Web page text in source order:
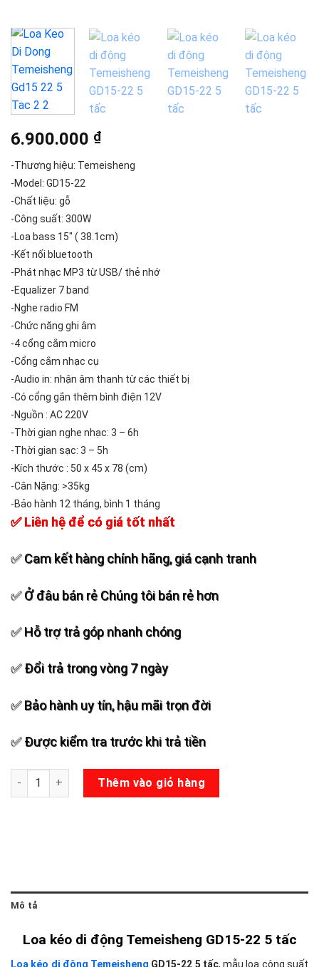
6.900.000 ₫
-Thương hiệu: Temeisheng
-Model: GD15-22
-Chất liệu: gỗ
-Công suất: 300W
-Loa bass 15″ ( 38.1cm)
-Kết nối bluetooth
-Phát nhạc MP3 từ USB/ thẻ nhớ
-Equalizer 7 band
-Nghe radio FM
-Chức năng ghi âm
-4 cổng cắm micro
-Cổng cắm nhạc cụ
-Audio in: nhận âm thanh từ các thiết bị
-Có cổng gắn thêm bình điện 12V
-Nguồn : AC 220V
-Thời gian nghe nhạc: 3 – 6h
-Thời gian sạc: 3 – 5h
-Kích thước : 50 x 45 x 78 (cm)
-Cân Nặng: >35kg
-Bảo hành 12 tháng, bình 1 tháng
✅ Liên hệ để có giá tốt nhất
✅ Cam kết hàng chính hãng, giá cạnh tranh
✅ Ở đâu bán rẻ Chúng tôi bán rẻ hơn
✅ Hỗ trợ trả góp nhanh chóng
✅ Đổi trả trong vòng 7 ngày
✅ Bảo hành uy tín, hậu mãi trọn đời
✅ Được kiểm tra trước khi trả tiền
Loa kéo Temeisheng GD15-22 số lượng
Thêm vào giỏ hàng
Mô tả
Loa kéo di động Temeisheng GD15-22 5 tấc
Loa kéo di động Temeisheng GD15-22 5 tấc, mẫu loa công suất